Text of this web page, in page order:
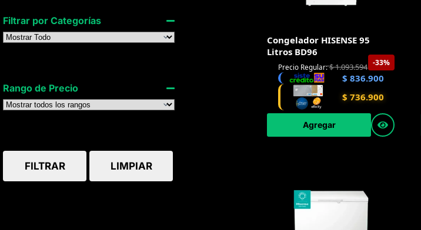
Congelador HISENSE 95
Litros BD96
-33%
Precio Regular:$1.093.594
$ 836.900
$ 736.900
Agregar
Filtrar por Categorías
Rango de Precio
FILTRAR LIMPIAR